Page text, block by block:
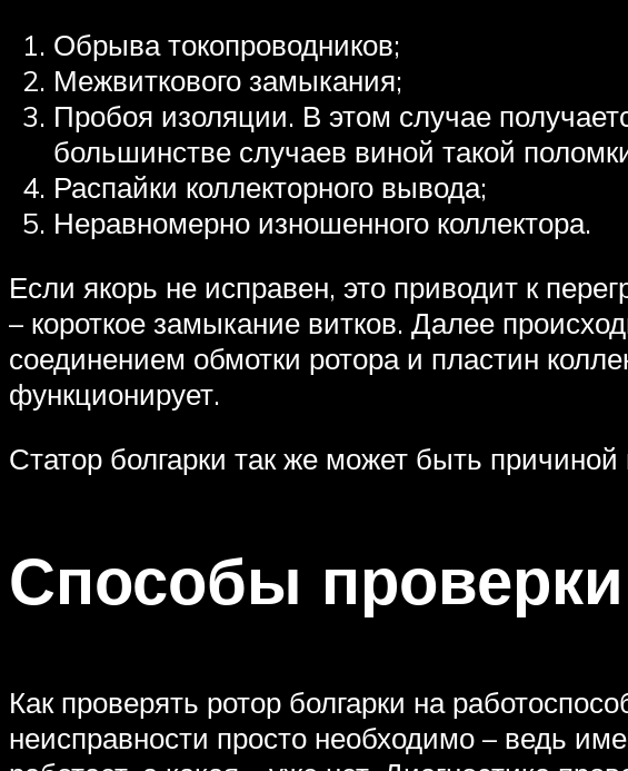
Обрыва токопроводников;
Межвиткового замыкания;
Пробоя изоляции. В этом случае
большинстве случаев виной такой
Распайки коллекторного вывода;
Неравномерно изношенного коллектора.
Если якорь не исправен, это приводит к
– короткое замыкание витков. Далее
соединением обмотки ротора и пластин
функционирует.
Статор болгарки так же может быть
Способы
Как проверять ротор болгарки на
неисправности просто необходимо – ведь